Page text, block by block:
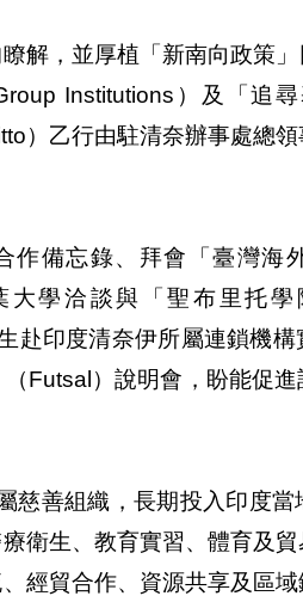
解，並厚植「新南向政策」
Institutions）及「追
）乙行由駐清奈辦事處總
備忘錄、拜會「臺灣海
大學洽談與「聖布里托學
赴印度清奈伊所屬連鎖機
Futsal）說明會，盼能促進
慈善組織，長期投入印度
衛生、教育實習、體育及
經貿合作、資源共享及區